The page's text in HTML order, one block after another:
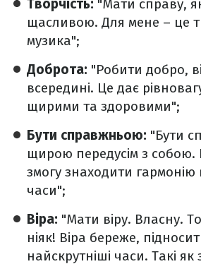
Творчість: "Мати справу,
щасливою. Для мене – це
музика";
Доброта: "Робити добро,
всередині. Це дає
щирими та здоровими";
Бути справжньою: "Бути
щирою передусім з собою.
змогу знаходити гармонію
часи";
Віра: "Мати віру. Власну.
ніяк! Віра береже,
найскрутніші часи. Такі як